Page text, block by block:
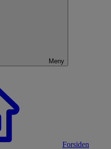
Meny
Forsiden